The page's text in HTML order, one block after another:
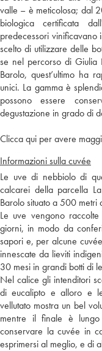
valle – è meticolosa; dal
biologica certificata
predecessori
scelto di utilizzare delle
se nel percorso di Giulia
Barolo, quest’ultimo ha
unici. La gamma è
possono essere
degustazione in grado di
Clicca qui per avere
Informazioni sulla cuvée
Le uve di nebbiolo di
calcarei della parcella
Barolo situato a 500 metri
Le uve vengono
giorni, in modo da
sapori e, per alcune
innescate da lieviti
30 mesi in grandi botti di
Nel calice gli intenditori
di eucalipto e alloro e
vellutato mostra un bel
mentre il finale è lungo
conservare la cuvée in
esprimersi al meglio, e di